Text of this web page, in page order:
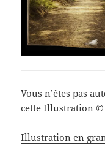
Vous n’êtes pas
cette Illustration ©
Illustration en